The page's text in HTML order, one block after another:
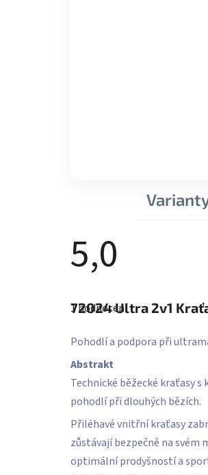
5,0
produktu
z
hvězdiček.
1 hodnocení
72024Ultra 2v1
Pohodlí a podpora při
Abstrakt
Technické běžecké kraťasy
pohodlí při dlouhých bězích.
Přiléhavé vnitřní kraťasy
zůstávají bezpečně na svém
optimální prodyšností a